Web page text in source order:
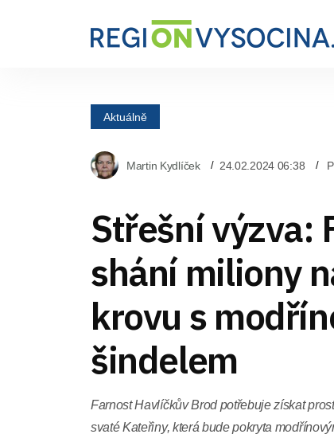
Aktuálně
Martin Kydlíček 24.02.2024 06:38
Střešní výzva:
shání miliony
krovu s
šindelem
Farnost Havlíčkův Brod potřebuje získat
svaté Kateřiny, která bude pokryta